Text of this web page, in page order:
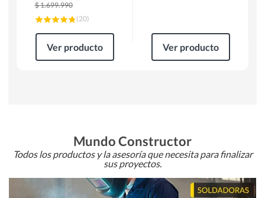
$1.699.990
(20)
Ver producto Ver producto
Mundo Constructor
Todos los productos y la asesoría que necesita para finalizar
sus proyectos.